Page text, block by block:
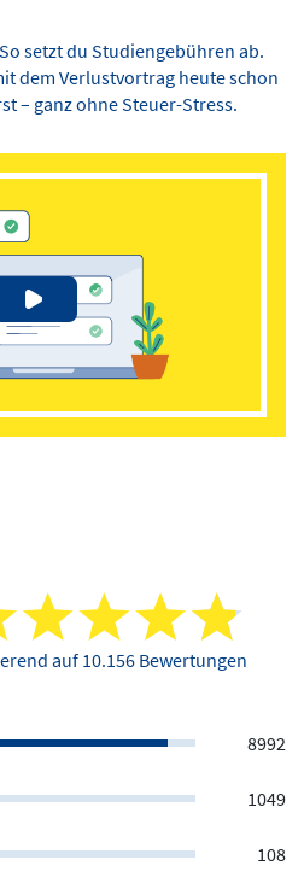
setzt du Studiengebühren ab.
dem Verlustvortrag heute schon
– ganz ohne Steuer-Stress.
auf 10.156 Bewertungen
8992
1049
108